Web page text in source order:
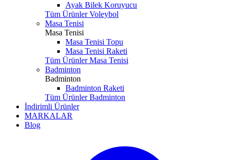
Ayak Bilek Koruyucu
Tüm Ürünler Voleybol
Masa Tenisi
Masa Tenisi
Masa Tenisi Topu
Masa Tenisi Raketi
Tüm Ürünler Masa Tenisi
Badminton
Badminton
Badminton Raketi
Tüm Ürünler Badminton
İndirimli Ürünler
MARKALAR
Blog